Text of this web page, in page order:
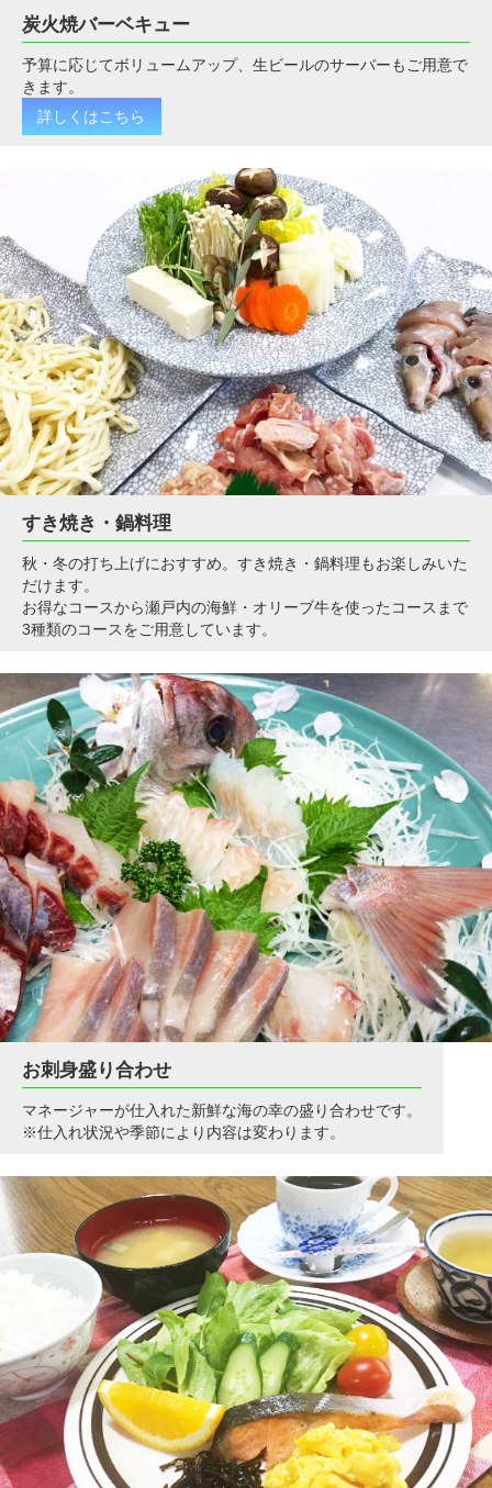
炭火焼バーベキュー
予算に応じてボリュームアップ、生ビールのサーバーもご用意で
きます。
詳しくはこちら
すき焼き・鍋料理
秋・冬の打ち上げにおすすめ。すき焼き・鍋料理もお楽しみいた
だけます。
お得なコースから瀬戸内の海鮮・オリーブ牛を使ったコースまで
3種類のコースをご用意しています。
お刺身盛り合わせ
マネージャーが仕入れた新鮮な海の幸の盛り合わせです。
※仕入れ状況や季節により内容は変わります。